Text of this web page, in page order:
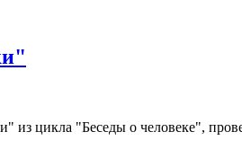
из цикла "Беседы о человеке",